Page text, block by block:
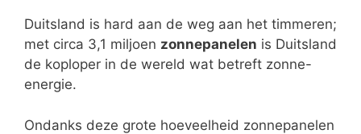
Duitsland is hard aan de weg aan het timmeren;
met circa 3,1 miljoen zonnepanelen is Duitsland
de koploper in de wereld wat betreft zonne-
energie.
Ondanks deze grote hoeveelheid zonnepanelen